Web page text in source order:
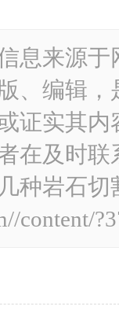
息来源
、编辑
证实其
在及时
几种岩
content/